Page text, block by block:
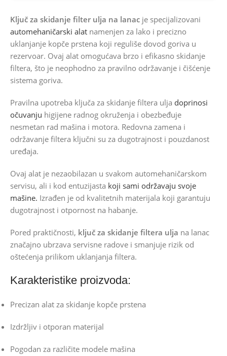
Ključ za skidanje filter ulja na lanac je specijalizovani
automehaničarski alat namenjen za lako i precizno
uklanjanje kopče prstena koji reguliše dovod goriva u
rezervoar. Ovaj alat omogućava brzo i efikasno skidanje
filtera, što je neophodno za pravilno održavanje i čišćenje
sistema goriva.
Pravilna upotreba ključa za skidanje filtera ulja doprinosi
očuvanju higijene radnog okruženja i obezbeđuje
nesmetan rad mašina i motora. Redovna zamena i
održavanje filtera ključni su za dugotrajnost i pouzdanost
uređaja.
Ovaj alat je nezaobilazan u svakom automehaničarskom
servisu, ali i kod entuzijasta koji sami održavaju svoje
mašine. Izrađen je od kvalitetnih materijala koji garantuju
dugotrajnost i otpornost na habanje.
Pored praktičnosti, ključ za skidanje filtera ulja na lanac
značajno ubrzava servisne radove i smanjuje rizik od
oštećenja prilikom uklanjanja filtera.
Karakteristike proizvoda:
Precizan alat za skidanje kopče prstena
Izdržljiv i otporan materijal
Pogodan za različite modele mašina